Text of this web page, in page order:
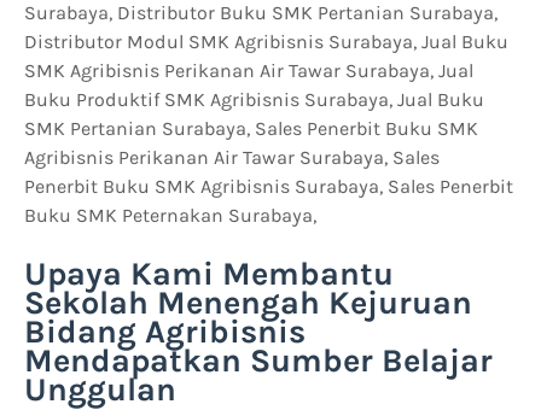
Surabaya, Distributor Buku SMK Pertanian Surabaya,
Distributor Modul SMK Agribisnis Surabaya, Jual Buku
SMK Agribisnis Perikanan Air Tawar Surabaya, Jual
Buku Produktif SMK Agribisnis Surabaya, Jual Buku
SMK Pertanian Surabaya, Sales Penerbit Buku SMK
Agribisnis Perikanan Air Tawar Surabaya, Sales
Penerbit Buku SMK Agribisnis Surabaya, Sales Penerbit
Buku SMK Peternakan Surabaya,
Upaya Kami Membantu
Sekolah Menengah Kejuruan
Bidang Agribisnis
Mendapatkan Sumber Belajar
Unggulan